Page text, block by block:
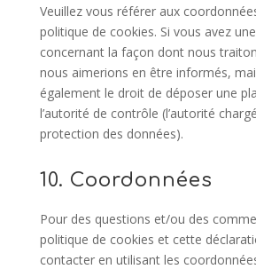
Veuillez vous référer aux
politique de cookies. Si vous avez
concernant la façon dont nous
nous aimerions en être informés,
également le droit de déposer une
l’autorité de contrôle (l’autorité
protection des données).
10. Coordonnées
Pour des questions et/ou des
politique de cookies et cette
contacter en utilisant les